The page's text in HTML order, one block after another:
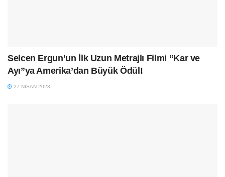
Selcen Ergun’un İlk Uzun Metrajlı Filmi “Kar ve
Ayı”ya Amerika’dan Büyük Ödül!
27 NISAN 2023